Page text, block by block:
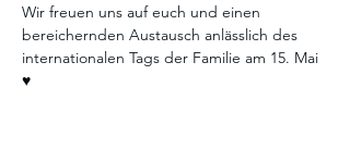
Wir freuen uns auf euch und einen
bereichernden Austausch anlässlich des
internationalen Tags der Familie am 15. Mai
♥️